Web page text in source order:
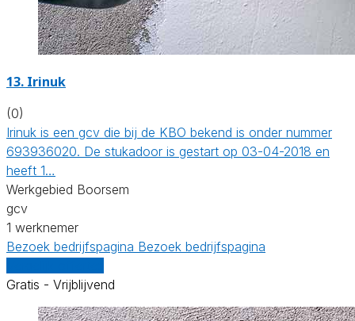
13. Irinuk
(0)
Irinuk is een gcv die bij de KBO bekend is onder nummer
693936020. De stukadoor is gestart op 03-04-2018 en
heeft 1…
Werkgebied Boorsem
gcv
1 werknemer
Bezoek bedrijfspagina Bezoek bedrijfspagina
Gratis - Vrijblijvend